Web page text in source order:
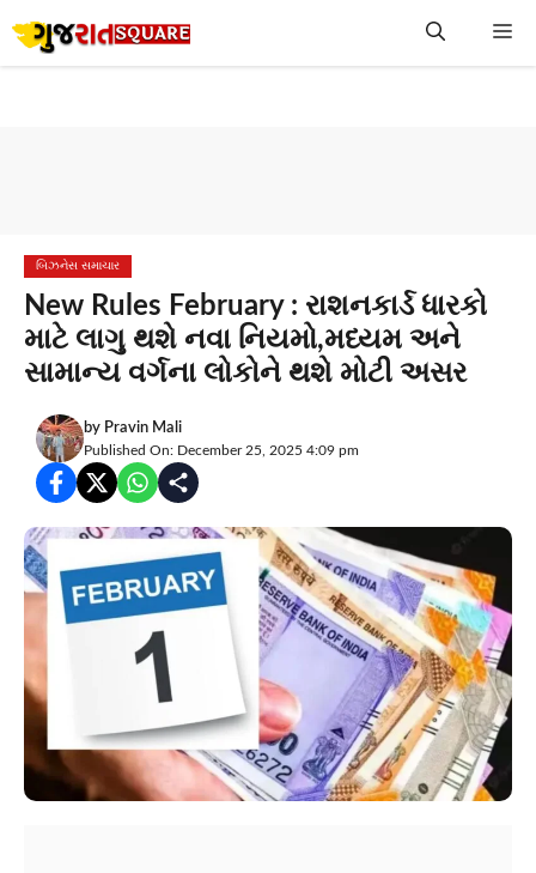
to
બિઝનેસ સમાચાર
New Rules February : રાશનકાર્ડ ધારકો
માટે લાગુ થશે નવા નિયમો,મધ્યમ અને
સામાન્ય વર્ગના લોકોને થશે મોટી અસર
by Pravin Mali
Published On: December 25, 2025 4:09 pm